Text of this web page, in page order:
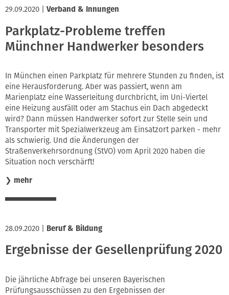
29.09.2020 Verband & Innungen
Parkplatz-Probleme treffen
Münchner Handwerker besonders
In München einen Parkplatz für mehrere Stunden zu finden, ist
eine Herausforderung. Aber was passiert, wenn am
Marienplatz eine Wasserleitung durchbricht, im Uni-Viertel
eine Heizung ausfällt oder am Stachus ein Dach abgedeckt
wird? Dann müssen Handwerker sofort zur Stelle sein und
Transporter mit Spezialwerkzeug am Einsatzort parken - mehr
als schwierig. Und die Änderungen der
Straßenverkehrsordnung (StVO) vom April 2020 haben die
Situation noch verschärft!
❯ mehr
28.09.2020 Beruf & Bildung
Ergebnisse der Gesellenprüfung 2020
Die jährliche Abfrage bei unseren Bayerischen
Prüfungsausschüssen zu den Ergebnissen der